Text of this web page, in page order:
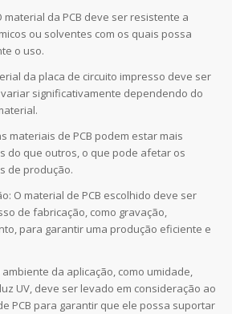
material da PCB deve ser resistente a
ou solventes com os quais possa
o uso.
da placa de circuito impresso deve ser
significativamente dependendo do
materiais de PCB podem estar mais
do que outros, o que pode afetar os
de produção.
O material de PCB escolhido deve ser
de fabricação, como gravação,
para garantir uma produção eficiente e
da aplicação, como umidade,
UV, deve ser levado em consideração ao
PCB para garantir que ele possa suportar